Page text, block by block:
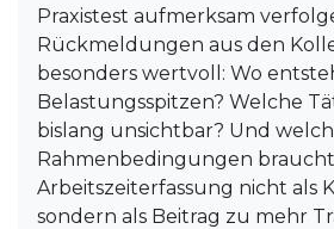
Praxistest aufmerksam
Rückmeldungen aus den
besonders wertvoll: Wo
Belastungsspitzen? Welche
bislang unsichtbar? Und
Rahmenbedingungen braucht
Arbeitszeiterfassung nicht als
sondern als Beitrag zu mehr